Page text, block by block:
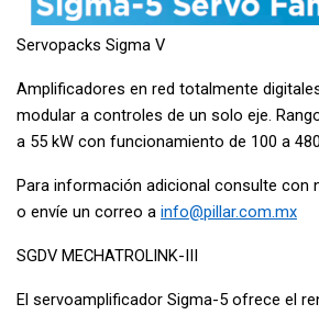
Servopacks Sigma V
Amplificadores en red totalmente
modular a controles de un solo eje.
a 55 kW con funcionamiento de 100 a
Para información adicional consulte con
o envíe un correo a info@pillar.com.mx
SGDV MECHATROLINK-III
El servoamplificador Sigma-5 ofrece el